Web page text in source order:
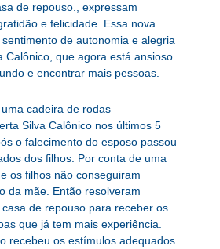
de repouso., expressam
e felicidade. Essa nova
de autonomia e alegria
Calônico, que agora está ansioso
e encontrar mais pessoas.
cadeira de rodas
Silva Calônico nos últimos 5
o falecimento do esposo passou
dos filhos. Por conta de uma
os filhos não conseguiram
da mãe. Então resolveram
de repouso para receber os
que já tem mais experiência.
recebeu os estímulos adequados